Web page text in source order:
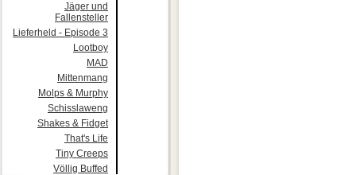
Jäger und
Fallensteller
Lieferheld - Episode 3
Lootboy
MAD
Mittenmang
Molps & Murphy
Schisslaweng
Shakes & Fidget
That's Life
Tiny Creeps
Völlig Buffed